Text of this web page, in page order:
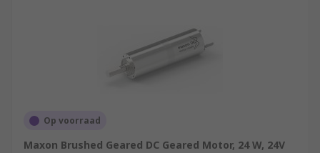
Op voorraad
Maxon Brushed Geared DC Geared Motor, 24 W, 24V